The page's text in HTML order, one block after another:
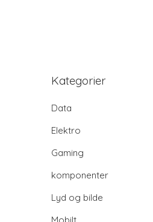
Kategorier
Data
Elektro
Gaming
komponenter
Lyd og bilde